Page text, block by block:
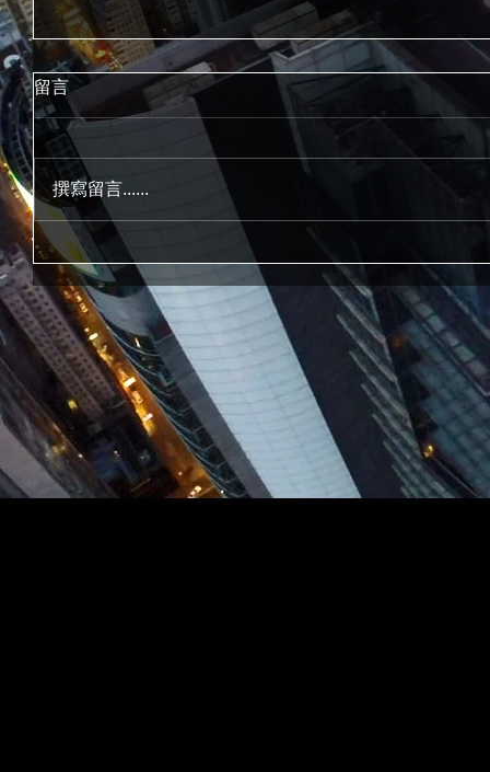
留言
撰寫留言......